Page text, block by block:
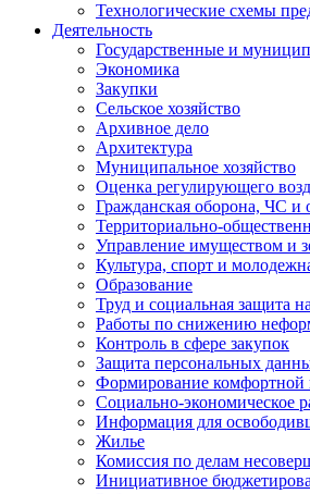
Технологические схемы
Деятельность
Государственные и
Экономика
Закупки
Сельское хозяйство
Архивное дело
Архитектура
Муниципальное хозяйство
Оценка регулирующего
Гражданская оборона, ЧС и
Территориально-
Управление имуществом и
Культура, спорт и
Образование
Труд и социальная защита
Работы по снижению
Контроль в сфере закупок
Защита персональных
Формирование комфортной
Социально-экономическое
Информация для
Жилье
Комиссия по делам
Инициативное